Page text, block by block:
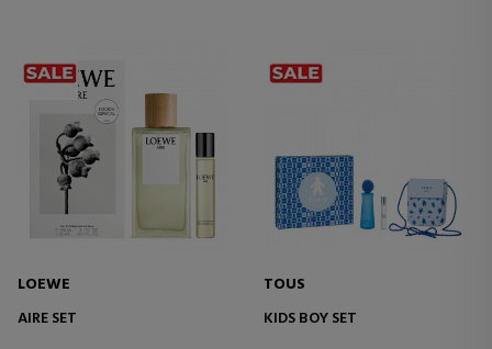
LOEWE
AIRE SET
TOUS
KIDS BOY SET